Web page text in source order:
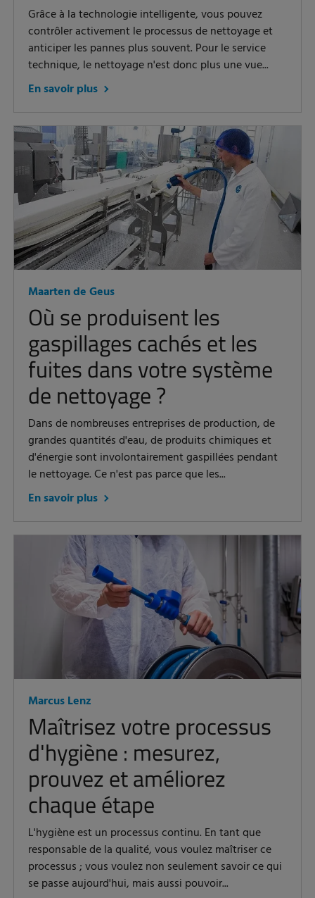
Grâce à la technologie intelligente, vous pouvez
contrôler activement le processus de nettoyage et
anticiper les pannes plus souvent. Pour le service
technique, le nettoyage n'est donc plus une vue...
En savoir plus
Maarten de Geus
Où se produisent les
gaspillages cachés et les
fuites dans votre système
de nettoyage ?
Dans de nombreuses entreprises de production, de
grandes quantités d'eau, de produits chimiques et
d'énergie sont involontairement gaspillées pendant
le nettoyage. Ce n'est pas parce que les...
En savoir plus
Marcus Lenz
Maîtrisez votre processus
d'hygiène : mesurez,
prouvez et améliorez
chaque étape
L'hygiène est un processus continu. En tant que
responsable de la qualité, vous voulez maîtriser ce
processus ; vous voulez non seulement savoir ce qui
se passe aujourd'hui, mais aussi pouvoir...